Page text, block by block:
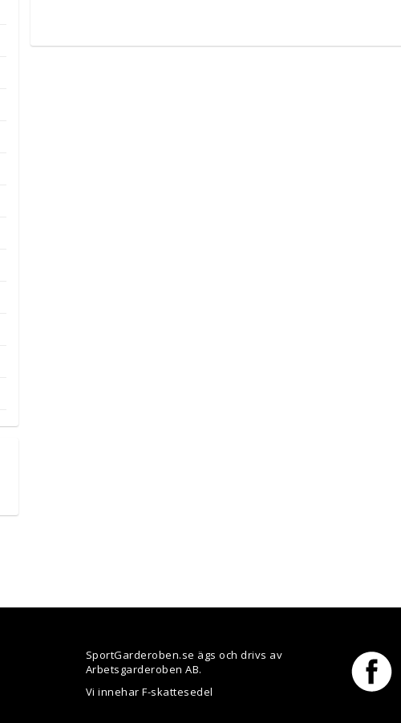
SportGarderoben.se ägs och drivs av
Arbetsgarderoben AB.
Vi innehar F-skattesedel